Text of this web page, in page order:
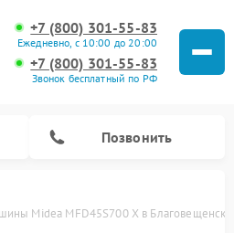
+7 (800) 301-55-83
Ежедневно, с 10:00 до 20:00
+7 (800) 301-55-83
Звонок бесплатный по РФ
Позвонить
Midea MFD45S700 X в Благовещенске